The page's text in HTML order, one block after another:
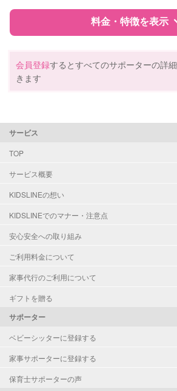
レッスン なし
お子様の撮影
（定期特典）
対応不可
料金・特徴を表示
資格
自治体届出済ベ
対応可能/特徴
病児対応
レッスン
お子様の撮影
会員登録するとすべてのサポーターの詳
きます
サービス
TOP
サービス概要
KIDSLINEの想い
KIDSLINEでのマナー・注意点
安心安全への取り組み
ご利用料金について
家事代行のご利用について
ギフトを贈る
サポーター
ベビーシッターに登録する
家事サポーターに登録する
保育士サポーターの声